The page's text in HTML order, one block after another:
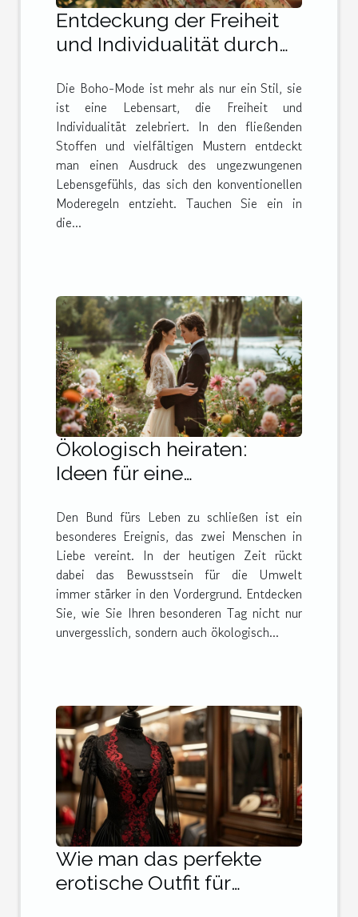
Entdeckung der Freiheit
und Individualität durch
Die Boho-Mode ist mehr als nur ein Stil, sie
ist eine Lebensart, die Freiheit und
Individualität zelebriert. In den fließenden
Stoffen und vielfältigen Mustern entdeckt
man einen Ausdruck des ungezwungenen
Lebensgefühls, das sich den konventionellen
Moderegeln entzieht. Tauchen Sie ein in
die...
Ökologisch heiraten:
Ideen für eine
Hochzeit
Den Bund fürs Leben zu schließen ist ein
besonderes Ereignis, das zwei Menschen in
Liebe vereint. In der heutigen Zeit rückt
dabei das Bewusstsein für die Umwelt
immer stärker in den Vordergrund. Entdecken
Sie, wie Sie Ihren besonderen Tag nicht nur
unvergesslich, sondern auch ökologisch...
Wie man das perfekte
erotische Outfit für